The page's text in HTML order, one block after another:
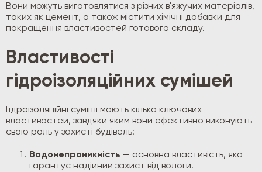
Вони можуть виготовлятися з різних в'яжучих матеріалів,
таких як цемент, а також містити хімічні добавки для
покращення властивостей готового складу.
Властивості
гідроізоляційних сумішей
Гідроізоляційні суміші мають кілька ключових
властивостей, завдяки яким вони ефективно виконують
свою роль у захисті будівель:
Водонепроникність — основна властивість, яка
гарантує надійний захист від вологи.